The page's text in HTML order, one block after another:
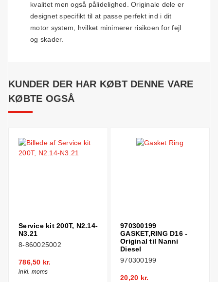
kvalitet men også pålidelighed. Originale dele er
designet specifikt til at passe perfekt ind i dit
motor system, hvilket minimerer risikoen for fejl
og skader.
KUNDER DER HAR KØBT DENNE VARE
KØBTE OGSÅ
Service kit 200T, N2.14-
N3.21
8-860025002
786,50 kr.
inkl. moms
970300199
GASKET,RING D16 -
Original til Nanni
Diesel
970300199
20,20 kr.